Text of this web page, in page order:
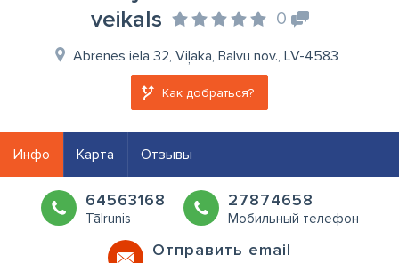
veikals
0
Abrenes iela 32, Viļaka, Balvu nov., LV-4583
Как добраться?
Инфо Карта Отзывы
64563168
Tālrunis
27874658
Мобильный телефон
Oтправить email